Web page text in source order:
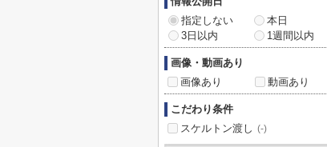
指定しない
本日
3日以内
1週間以内
画像・動画あり
画像あり
動画あり
こだわり条件
スケルトン渡し (-)